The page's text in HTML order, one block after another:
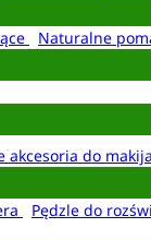
Naturalne
akcesoria do
Pędzle do